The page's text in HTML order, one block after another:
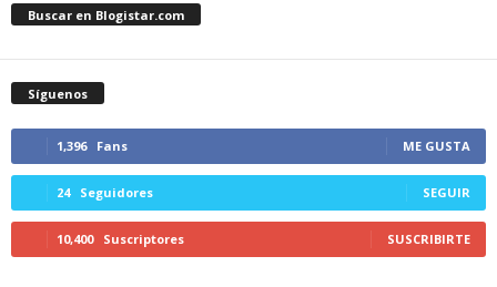
Buscar en Blogistar.com
Síguenos
1,396 Fans ME GUSTA
24 Seguidores SEGUIR
10,400 Suscriptores SUSCRIBIRTE